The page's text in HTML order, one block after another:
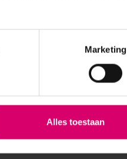
Marketing
Alles toestaan